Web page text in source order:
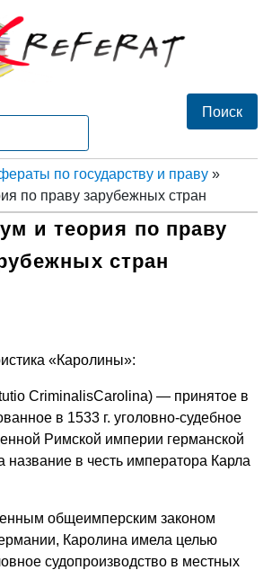
по государству и праву »
по праву зарубежных стран
и теория по праву
стран
«Каролины»:
CriminalisCarolina) — принятое в
в 1533 г. уголовно-судебное
Римской империи германской
название в честь императора Карла
общеимперским законом
Каролина имела целью
судопроизводство в местных